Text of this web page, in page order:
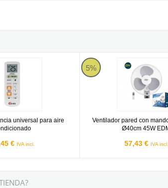
universal para aire
€ IVA incl.
universal para aire condicionado
5%
Ventilador pared con
Ø40cm 45W
57,43 € IVA incl.
Ventilador pared con